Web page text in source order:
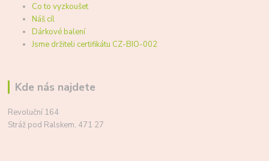
Co to vyzkoušet
Náš cíl
Dárkové balení
Jsme držiteli certifikátu CZ-BIO-002
Kde nás najdete
Revoluční 164
Stráž pod Ralskem, 471 27